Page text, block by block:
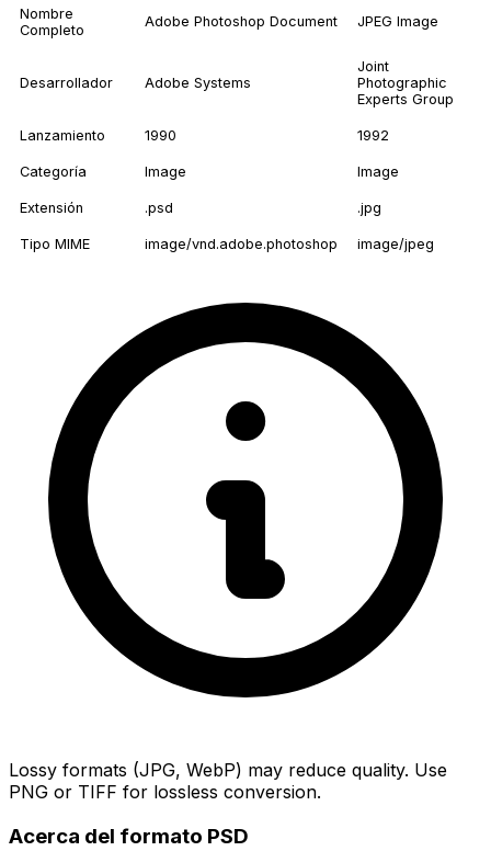
Nombre
Completo
Adobe Photoshop Document JPEG Image
Desarrollador Adobe Systems
Joint
Photographic
Experts Group
Lanzamiento 1990 1992
Categoría Image Image
Extensión .psd .jpg
Tipo MIME image/vnd.adobe.photoshop image/jpeg
Lossy formats (JPG, WebP) may reduce quality. Use
PNG or TIFF for lossless conversion.
Acerca del formato PSD